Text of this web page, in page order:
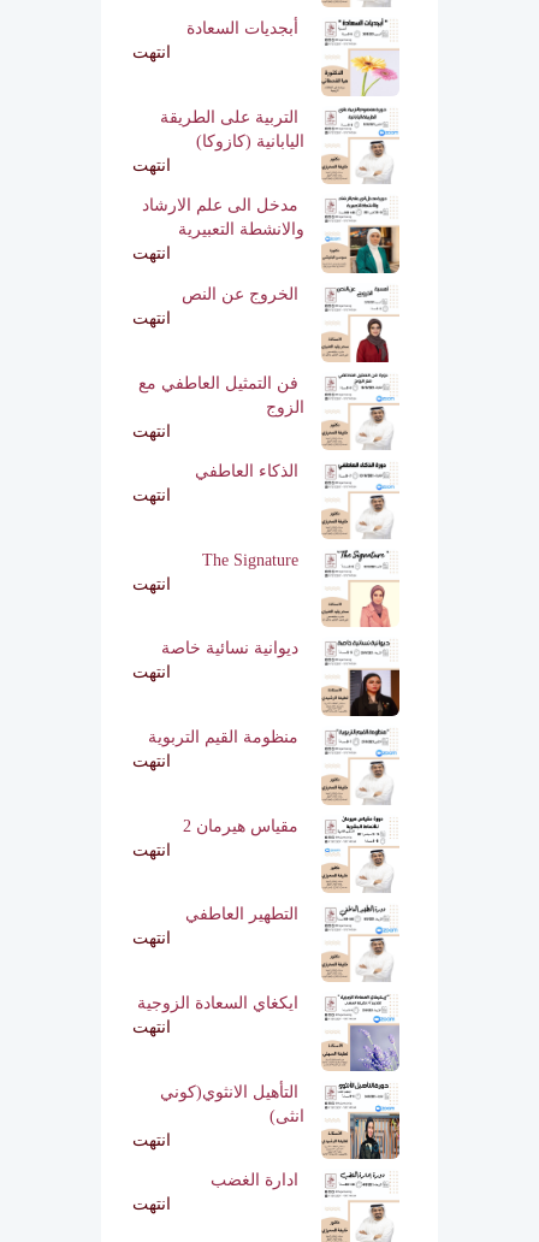
أبجديات السعادة
انتهت
التربية على الطريقة
اليابانية (كازوكا)
انتهت
مدخل الى علم الارشاد
والانشطة التعبيرية
انتهت
الخروج عن النص
انتهت
فن التمثيل العاطفي مع
الزوج
انتهت
الذكاء العاطفي
انتهت
The Signature
انتهت
ديوانية نسائية خاصة
انتهت
منظومة القيم التربوية
انتهت
مقياس هيرمان 2
انتهت
التطهير العاطفي
انتهت
ايكغاي السعادة الزوجية
انتهت
التأهيل الانثوي(كوني
انثى)
انتهت
ادارة الغضب
انتهت